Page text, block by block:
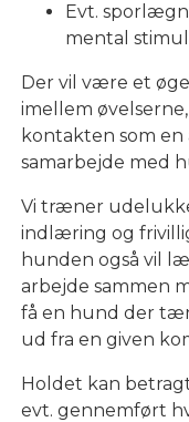
Evt.
mental
Der vil være et
imellem
kontakten som
samarbejde med
Vi træner
indlæring og
hunden også vil
arbejde sammen
få en hund der
ud fra en given
Holdet kan
evt. gennemført